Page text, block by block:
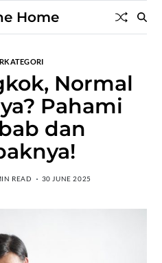
Home
Normal
Pahami
dan
READ 30 JUNE 2025